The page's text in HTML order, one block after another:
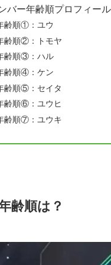
バー年齢順プロフィー
齢順①：ユウ
齢順②：トモヤ
齢順③：ハル
齢順④：ケン
齢順⑤：セイタ
齢順⑥：ユウヒ
齢順⑦：ユウキ
齢順は？